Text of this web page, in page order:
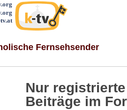
Fernsehsender
Nur
Beiträge im